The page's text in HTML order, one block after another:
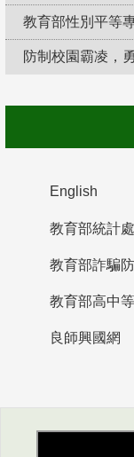
教育部性別平等
防制校園霸凌，
English
教育部詐騙
良師興國網